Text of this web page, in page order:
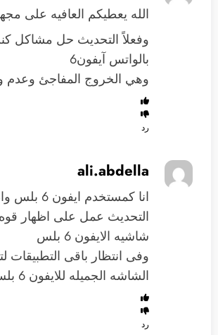
الله يعطيكم العافيه على
وفعلاً التحديث حل مشاكل
بالواتس آيفون6
وهي الخروج المفاجئ وعدم
رد
ali.abdella
انا كمستخدم
التحديث عمل على اظهار
شاشيه الايفون 6 بلس
وفى انتظار باقى التطبيقات
الشاشه الجميله للايفون 6 بلس
رد